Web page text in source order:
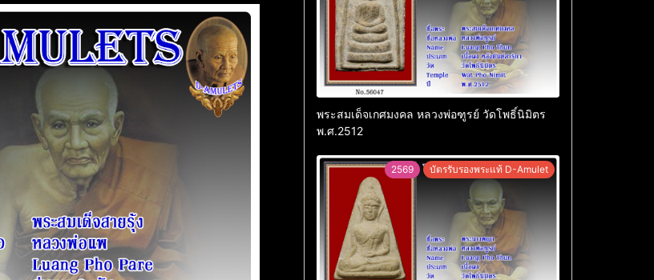
พระสมเด็จเกศมงคล หลวงพ่อฑูรย์ วัดโพธิ์นิมิตร
พ.ศ.2512
2569 บัตรรับรองพระแท้ D-Amulet